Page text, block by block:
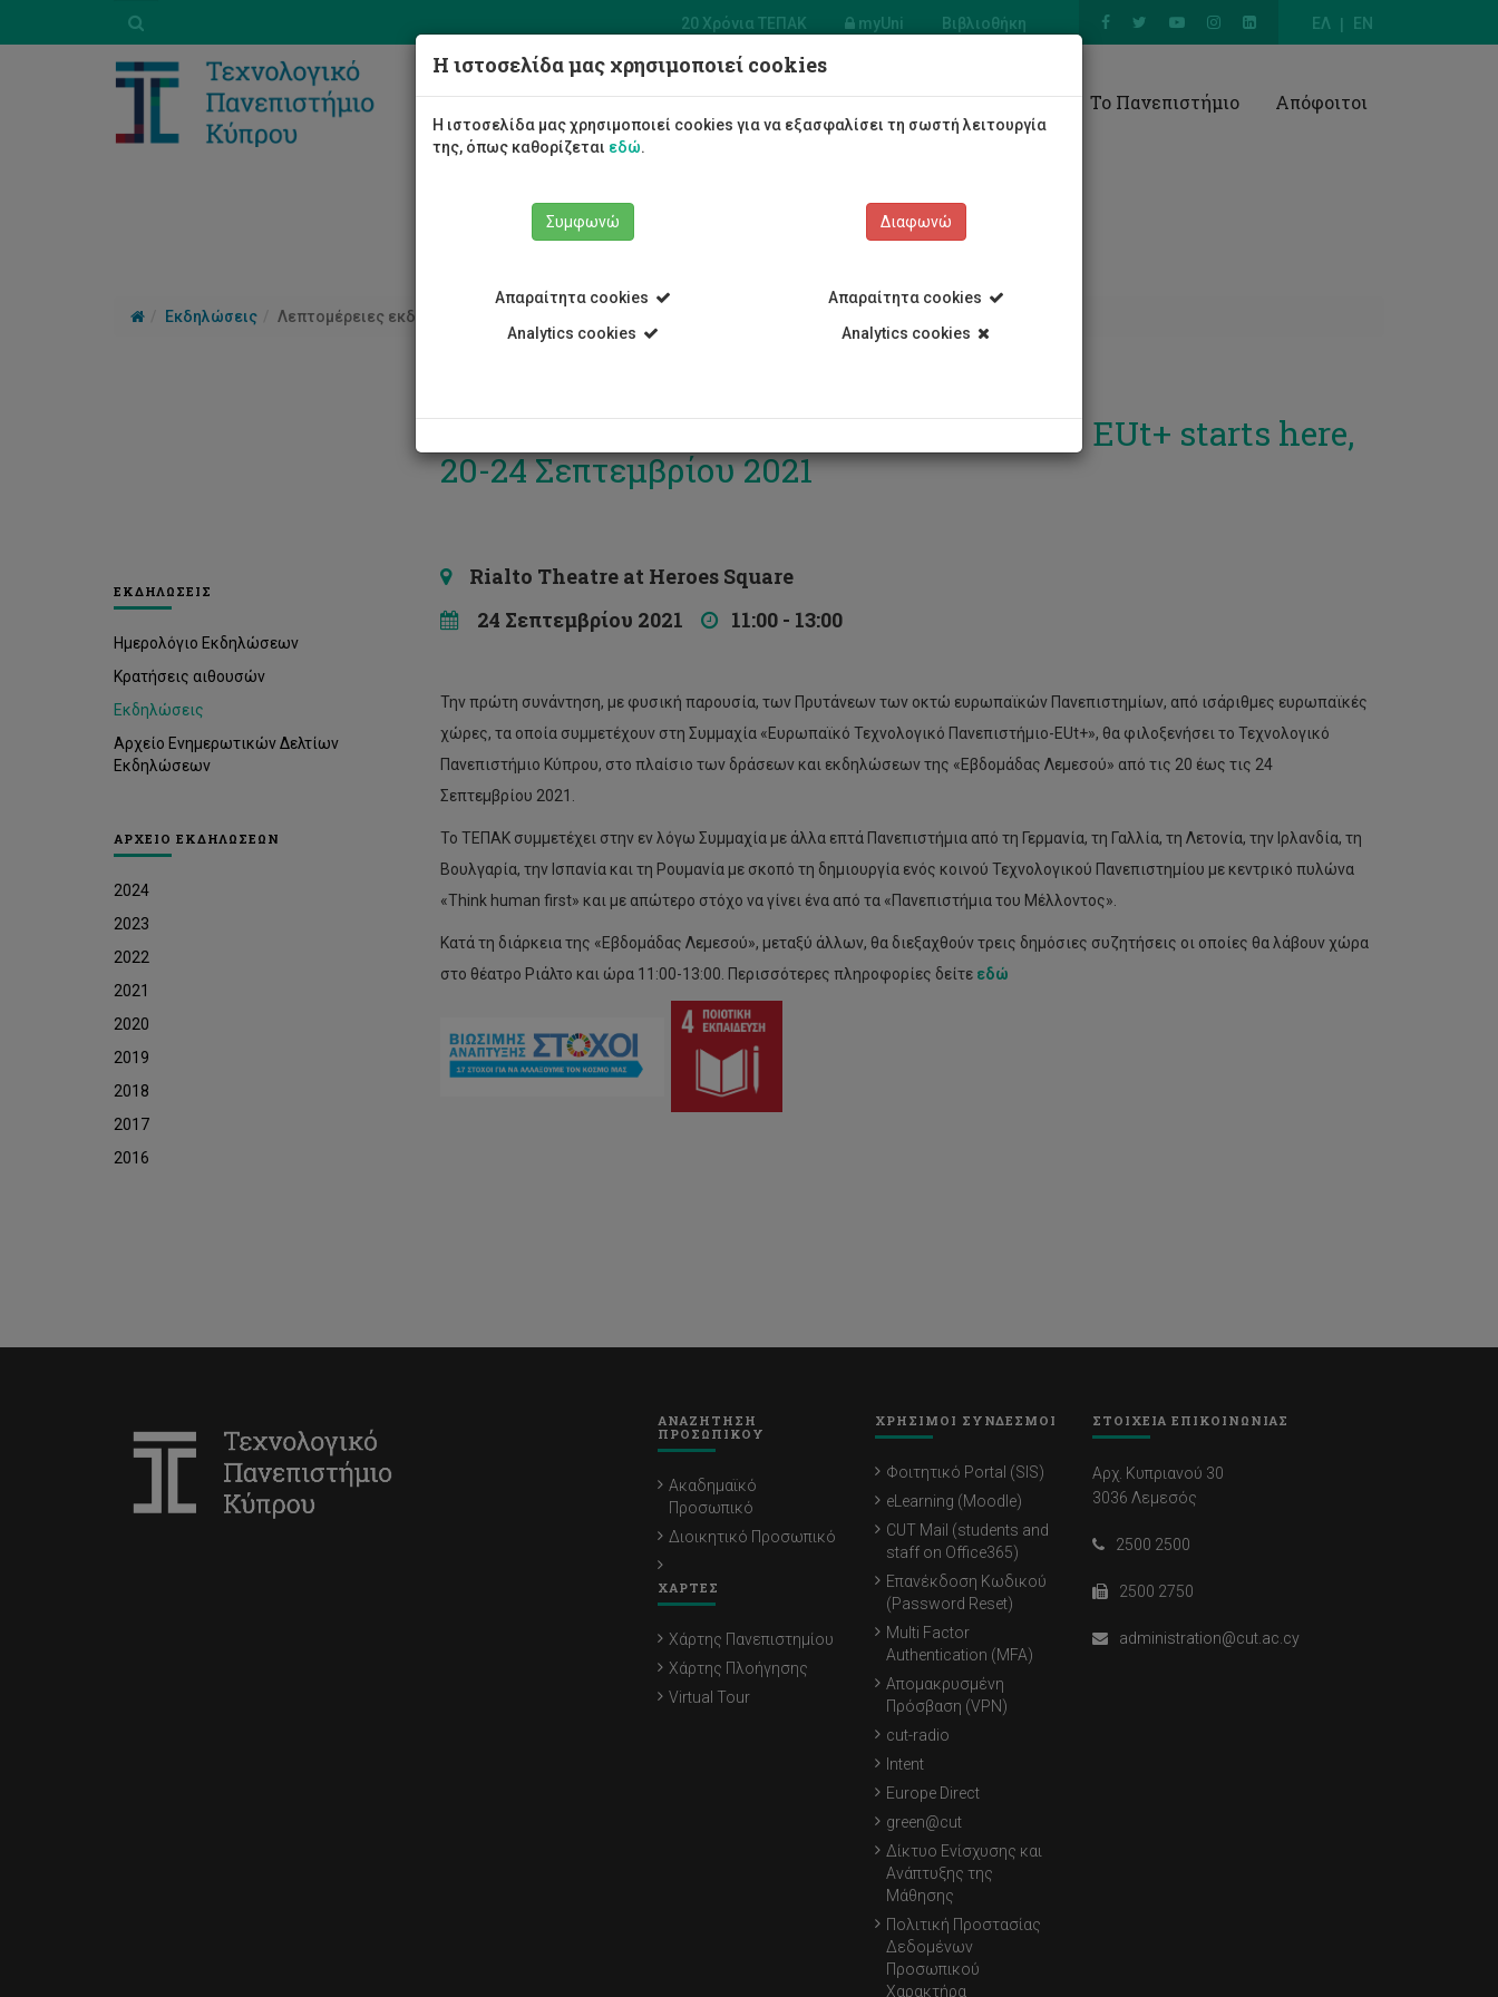
ΕΛ EN
20 Χρόνια ΤΕΠΑΚ myUni Βιβλιοθήκη
Φοιτητές/τριες Σπουδές Έρευνα Το Πανεπιστήμιο Απόφοιτοι
Εκδηλώσεις Λεπτομέρειες εκδήλωσης
ΕΚΔΗΛΩΣΕΙΣ
Ημερολόγιο Εκδηλώσεων
Κρατήσεις αιθουσών
Εκδηλώσεις
Αρχείο Ενημερωτικών Δελτίων
Εκδηλώσεων
ΑΡΧΕΙΟ ΕΚΔΗΛΩΣΕΩΝ
2024
2023
2022
2021
2020
2019
2018
2017
2016
Ευρωπαϊκό Τεχνολογικό Πανεπιστήμιο - EUt+ starts here,
20-24 Σεπτεμβρίου 2021
Rialto Theatre at Heroes Square
24 Σεπτεμβρίου 2021
11:00 - 13:00
Την πρώτη συνάντηση, με φυσική παρουσία, των Πρυτάνεων των οκτώ ευρωπαϊκών Πανεπιστημίων, από ισάριθμες ευρωπαϊκές
χώρες, τα οποία συμμετέχουν στη Συμμαχία «Ευρωπαϊκό Τεχνολογικό Πανεπιστήμιο-EUt+», θα φιλοξενήσει το Τεχνολογικό
Πανεπιστήμιο Κύπρου, στο πλαίσιο των δράσεων και εκδηλώσεων της «Εβδομάδας Λεμεσού» από τις 20 έως τις 24
Σεπτεμβρίου 2021.
Το ΤΕΠΑΚ συμμετέχει στην εν λόγω Συμμαχία με άλλα επτά Πανεπιστήμια από τη Γερμανία, τη Γαλλία, τη Λετονία, την Ιρλανδία, τη
Βουλγαρία, την Ισπανία και τη Ρουμανία με σκοπό τη δημιουργία ενός κοινού Τεχνολογικού Πανεπιστημίου με κεντρικό πυλώνα
«Think human first» και με απώτερο στόχο να γίνει ένα από τα «Πανεπιστήμια του Μέλλοντος».
Κατά τη διάρκεια της «Εβδομάδας Λεμεσού», μεταξύ άλλων, θα διεξαχθούν τρεις δημόσιες συζητήσεις οι οποίες θα λάβουν χώρα
στο θέατρο Ριάλτο και ώρα 11:00-13:00. Περισσότερες πληροφορίες δείτε εδώ
ΑΝΑΖΗΤΗΣΗ
ΠΡΟΣΩΠΙΚΟΥ
Ακαδημαϊκό
Προσωπικό
Διοικητικό Προσωπικό
ΧΑΡΤΕΣ
Χάρτης Πανεπιστημίου
Χάρτης Πλοήγησης
Virtual Tour
ΧΡΗΣΙΜΟΙ ΣΥΝΔΕΣΜΟΙ
Φοιτητικό Portal (SIS)
eLearning (Moodle)
CUT Mail (students and
staff on Office365)
Επανέκδοση Κωδικού
(Password Reset)
Multi Factor
Authentication (MFA)
Απομακρυσμένη
Πρόσβαση (VPN)
cut-radio
Intent
Europe Direct
green@cut
Δίκτυο Ενίσχυσης και
Ανάπτυξης της
Μάθησης
Πολιτική Προστασίας
Δεδομένων
Προσωπικού
Χαρακτήρα
ΣΤΟΙΧΕΙΑ ΕΠΙΚΟΙΝΩΝΙΑΣ
Αρχ. Κυπριανού 30
3036 Λεμεσός
2500 2500
2500 2750
administration@cut.ac.cy
Η ιστοσελίδα μας χρησιμοποιεί cookies
Η ιστοσελίδα μας χρησιμοποιεί cookies για να εξασφαλίσει τη σωστή λειτουργία
της, όπως καθορίζεται εδώ.
Συμφωνώ
Απαραίτητα cookies
Analytics cookies
Διαφωνώ
Απαραίτητα cookies
Analytics cookies